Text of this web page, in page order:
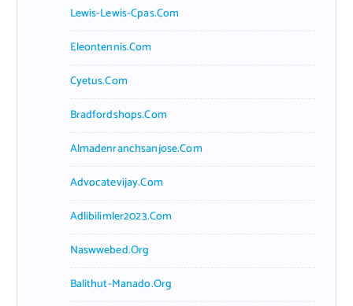
Lewis-Lewis-Cpas.com
Eleontennis.com
Cyetus.com
Bradfordshops.com
Almadenranchsanjose.com
Advocatevijay.com
Adlibilimler2023.com
Naswwebed.org
Balithut-Manado.org